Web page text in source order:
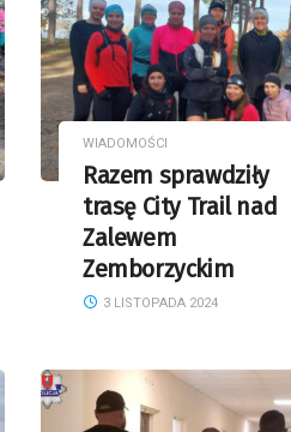
WIADOMOŚCI
Razem sprawdziły
trasę City Trail nad
Zalewem
Zemborzyckim
3 LISTOPADA 2024